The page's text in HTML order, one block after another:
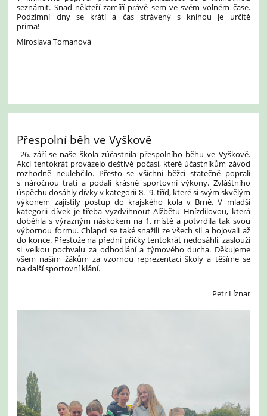
seznámit. Snad někteří zamíří právě sem ve svém volném čase.
Podzimní dny se krátí a čas strávený s knihou je určitě
prima!
Miroslava Tomanová
Přespolní běh ve Vyškově
26. září se naše škola zúčastnila přespolního běhu ve Vyškově.
Akci tentokrát provázelo deštivé počasí, které účastníkům závod
rozhodně neulehčilo. Přesto se všichni běžci statečně poprali
s náročnou tratí a podali krásné sportovní výkony. Zvláštního
úspěchu dosáhly dívky v kategorii 8.–9. tříd, které si svým skvělým
výkonem zajistily postup do krajského kola v Brně. V mladší
kategorii dívek je třeba vyzdvihnout Alžbětu Hnízdilovou, která
doběhla s výrazným náskokem na 1. místě a potvrdila tak svou
výbornou formu. Chlapci se také snažili ze všech sil a bojovali až
do konce. Přestože na přední příčky tentokrát nedosáhli, zaslouží
si velkou pochvalu za odhodlání a týmového ducha. Děkujeme
všem našim žákům za vzornou reprezentaci školy a těšíme se
na další sportovní klání.
Petr Líznar